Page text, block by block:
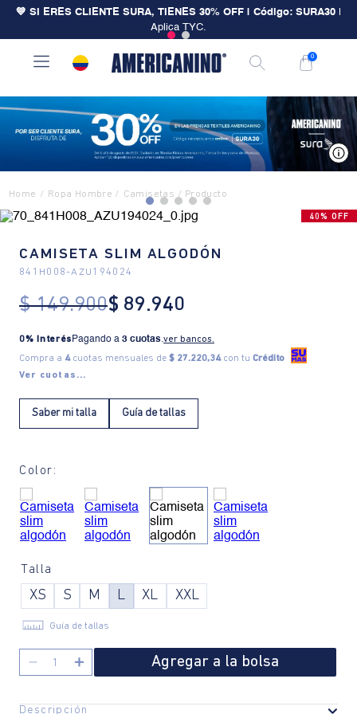
💙 SI ERES CLIENTE SURA, TIENES 30% OFF | Código: SURA30
Aplica TYC.
0
Ropa Hombre Camisetas
40% OFF
CAMISETA SLIM ALGODÓN
841H008-AZU194024
$ 149.900$ 89.940
0% Interés Pagando a 3 cuotas.ver bancos.
Compra a 4cuotas mensuales de $ 27.220,34 con tu Crédito
Ver cuotas...
Saber mi talla Guía de tallas
Color:
Talla
XS S M L XL XXL
Guía de tallas
＋
－ Agregar a la bolsa
Descripción